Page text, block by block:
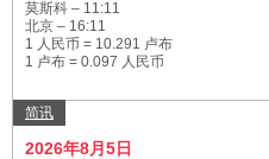
莫斯科 – 11:11
北京 – 16:11
1 人民币 = 10.291 卢布
1 卢布 = 0.097 人民币
简讯
2026年8月5日